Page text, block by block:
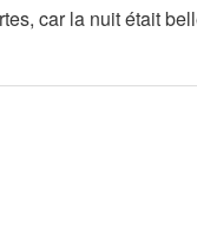
car la nuit était